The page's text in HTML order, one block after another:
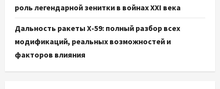
роль легендарной зенитки в войнах XXI века
Дальность ракеты Х-59: полный разбор всех
модификаций, реальных возможностей и
факторов влияния